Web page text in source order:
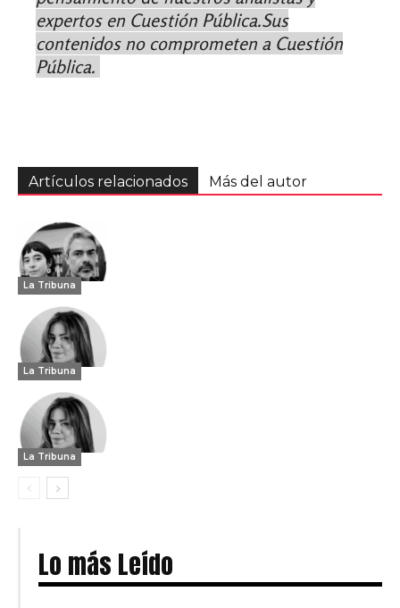
expertos en Cuestión Pública.Sus
contenidos no comprometen a Cuestión
Pública.
Artículos relacionados Más del autor
La Tribuna
La Tribuna
La Tribuna
Lo más Leído